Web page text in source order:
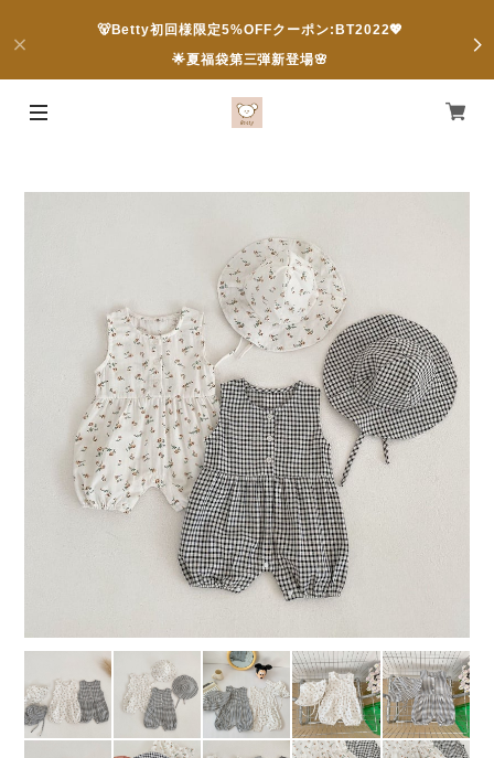
🐻Betty初回様限定5%OFFクーポン:BT2022💖
🌟夏福袋第三弾新登場🌸